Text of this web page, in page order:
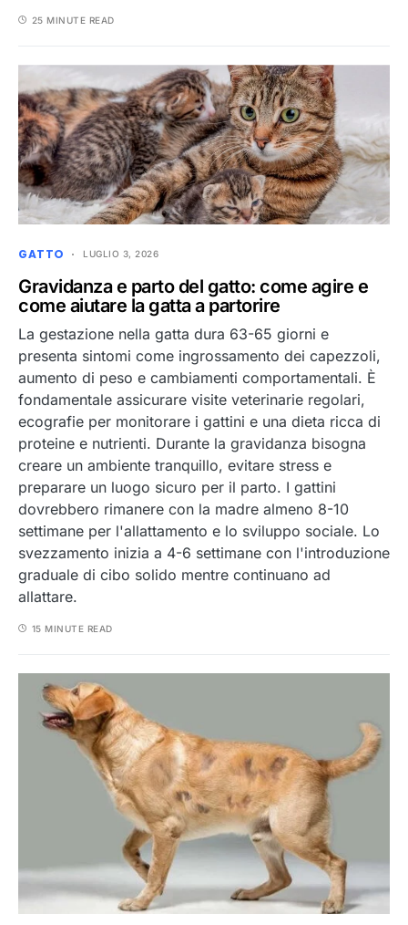
25 MINUTE READ
GATTO LUGLIO 3, 2026
Gravidanza e parto del gatto: come agire e
come aiutare la gatta a partorire
La gestazione nella gatta dura 63-65 giorni e
presenta sintomi come ingrossamento dei capezzoli,
aumento di peso e cambiamenti comportamentali. È
fondamentale assicurare visite veterinarie regolari,
ecografie per monitorare i gattini e una dieta ricca di
proteine e nutrienti. Durante la gravidanza bisogna
creare un ambiente tranquillo, evitare stress e
preparare un luogo sicuro per il parto. I gattini
dovrebbero rimanere con la madre almeno 8-10
settimane per l'allattamento e lo sviluppo sociale. Lo
svezzamento inizia a 4-6 settimane con l'introduzione
graduale di cibo solido mentre continuano ad
allattare.
15 MINUTE READ